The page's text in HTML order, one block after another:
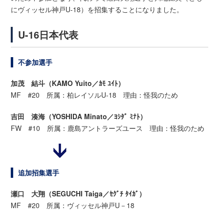
にヴィッセル神戸U-18）を招集することになりました。
U-16日本代表
不参加選手
加茂 結斗（KAMO Yuito／ｶﾓ ﾕｲﾄ）
MF #20 所属：柏レイソルU-18 理由：怪我のため
吉田 湊海（YOSHIDA Minato／ﾖｼﾀﾞ ﾐﾅﾄ）
FW #10 所属：鹿島アントラーズユース 理由：怪我のため
追加招集選手
瀬口 大翔（SEGUCHI Taiga／ｾｸﾞﾁ ﾀｲｶﾞ）
MF #20 所属：ヴィッセル神戸U－18